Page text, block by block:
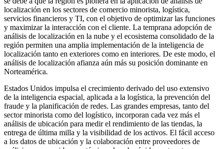
localización en los sectores de comercio minorista, logística,
servicios financieros y TI, con el objetivo de optimizar las funciones
y maximizar la interacción con el cliente. La temprana adopción de
análisis de localización en la nube y el ecosistema consolidado de la
región permiten una amplia implementación de la inteligencia de
localización tanto en exteriores como en interiores. De este modo, el
análisis de localización afianza aún más su posición dominante en
Norteamérica.
Estados Unidos impulsa el crecimiento derivado del uso extensivo
de la inteligencia espacial, aplicada a la logística, la prevención del
fraude y la planificación de redes. Las grandes empresas, tanto del
sector minorista como del logístico, incorporan cada vez más el
análisis de ubicación para medir el rendimiento de las tiendas, la
entrega de última milla y la visibilidad de los activos. El fácil acceso
a los datos de ubicación y la colaboración entre proveedores de